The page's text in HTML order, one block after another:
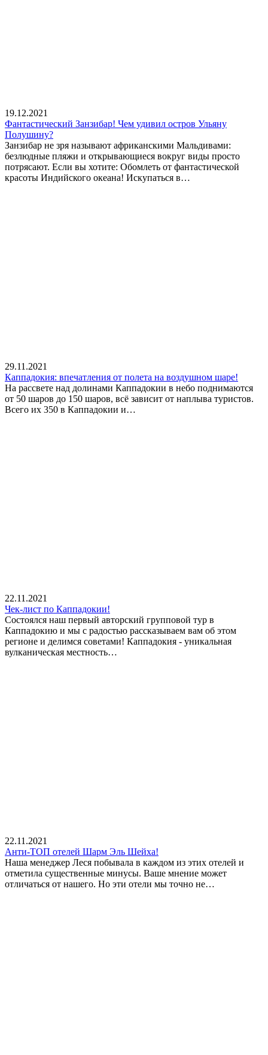
19.12.2021
Фантастический Занзибар! Чем удивил остров Ульяну
Полушину?
Занзибар не зря называют африканскими Мальдивами:
безлюдные пляжи и открывающиеся вокруг виды просто
потрясают. Если вы хотите: Обомлеть от фантастической
красоты Индийского океана! Искупаться в…
29.11.2021
Каппадокия: впечатления от полета на воздушном шаре!
На рассвете над долинами Каппадокии в небо поднимаются
от 50 шаров до 150 шаров, всё зависит от наплыва туристов.
Всего их 350 в Каппадокии и…
22.11.2021
Чек-лист по Каппадокии!
Состоялся наш первый авторский групповой тур в
Каппадокию и мы с радостью рассказываем вам об этом
регионе и делимся советами! Каппадокия - уникальная
вулканическая местность…
22.11.2021
Анти-ТОП отелей Шарм Эль Шейха!
Наша менеджер Леся побывала в каждом из этих отелей и
отметила существенные минусы. Ваше мнение может
отличаться от нашего. Но эти отели мы точно не…